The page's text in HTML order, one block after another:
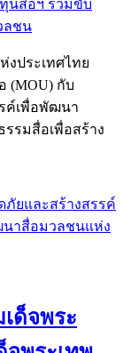
ประเทศไทย
(MOU) กับ
ค์เพื่อพัฒนา
รมสื่อเพื่อสร้าง
ยและสร้างสรรค์
าสื่อมวลชนแห่ง
ด็จพระ